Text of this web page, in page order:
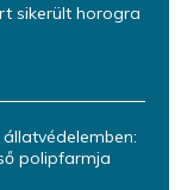
sikerült horogra
polipfarmja